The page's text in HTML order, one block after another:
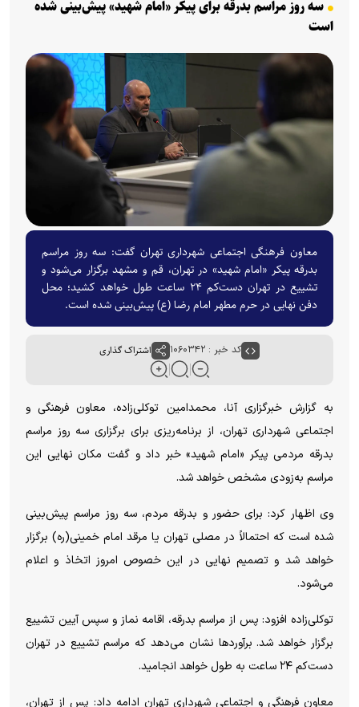
سه روز مراسم بدرقه برای پیکر «امام شهید» پیش‌بینی شده
است
معاون فرهنگی اجتماعی شهرداری تهران گفت: سه روز مراسم
بدرقه پیکر «امام شهید» در تهران، قم و مشهد برگزار می‌شود و
تشییع در تهران دست‌کم ۲۴ ساعت طول خواهد کشید؛ محل
دفن نهایی در حرم مطهر امام رضا (ع) پیش‌بینی شده است.
کد خبر : ۱۰۶۰۳۴۲ اشتراک گذاری
به گزارش خبرگزاری آنا، محمدامین توکلی‌زاده، معاون فرهنگی و
اجتماعی شهرداری تهران، از برنامه‌ریزی برای برگزاری سه روز مراسم
بدرقه مردمی پیکر «امام شهید» خبر داد و گفت مکان نهایی این
مراسم به‌زودی مشخص خواهد شد.
وی اظهار کرد: برای حضور و بدرقه مردم، سه روز مراسم پیش‌بینی
شده است که احتمالاً در مصلی تهران یا مرقد امام خمینی(ره) برگزار
خواهد شد و تصمیم نهایی در این خصوص امروز اتخاذ و اعلام
می‌شود.
توکلی‌زاده افزود: پس از مراسم بدرقه، اقامه نماز و سپس آیین تشییع
برگزار خواهد شد. برآوردها نشان می‌دهد که مراسم تشییع در تهران
دست‌کم ۲۴ ساعت به طول خواهد انجامید.
معاون فرهنگی و اجتماعی شهرداری تهران ادامه داد: پس از تهران،